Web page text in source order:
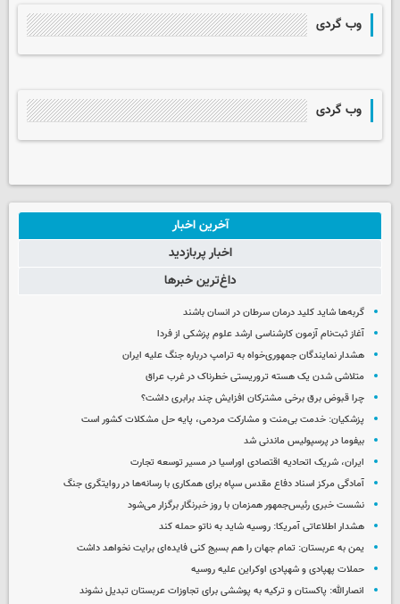
وب گردی
وب گردی
آخرین اخبار
اخبار پربازدید
داغ‌ترین خبرها
گربه‌ها شاید کلید درمان سرطان در انسان باشند
آغاز ثبت‌نام‌ آزمون کارشناسی ارشد علوم پزشکی از فردا
هشدار نمایندگان جمهوری‌خواه به ترامپ درباره جنگ علیه ایران
متلاشی شدن یک هسته تروریستی خطرناک در غرب عراق
چرا قبوض برق برخی مشترکان افزایش چند برابری داشت؟
پزشکیان: خدمت بی‌منت و مشارکت مردمی، پایه حل مشکلات کشور است
بیفوما در پرسپولیس ماندنی شد
ایران، شریک اتحادیه اقتصادی اوراسیا در مسیر توسعه تجارت
آمادگی مرکز اسناد دفاع مقدس سپاه برای همکاری با رسانه‌ها در روایتگری جنگ
نشست خبری رئیس‌جمهور همزمان با روز خبرنگار برگزار می‌شود
هشدار اطلاعاتی آمریکا: روسیه شاید به ناتو حمله کند
یمن به عربستان: تمام جهان را هم بسیج کنی فایده‌ای برایت نخواهد داشت
حملات پهپادی و شهپادی اوکراین علیه روسیه
انصارالله: پاکستان و ترکیه به پوششی برای تجاوزات عربستان تبدیل نشوند